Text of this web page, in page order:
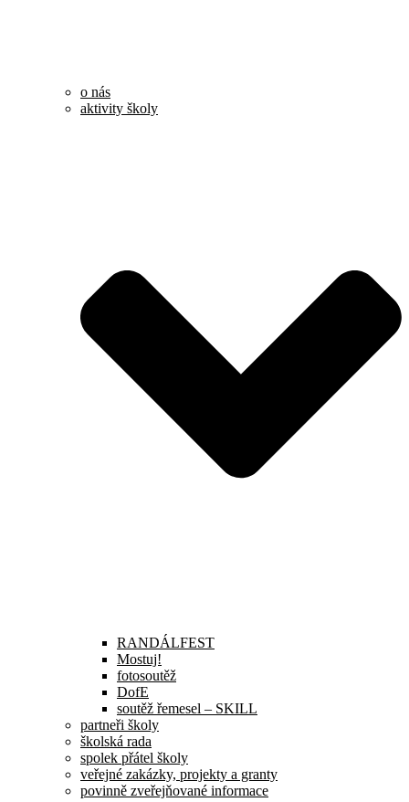
o nás
aktivity školy
RANDÁLFEST
Mostuj!
fotosoutěž
DofE
soutěž řemesel – SKILL
partneři školy
školská rada
spolek přátel školy
veřejné zakázky, projekty a granty
povinně zveřejňované informace